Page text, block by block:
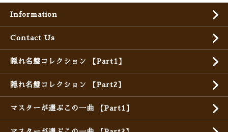
Information
Contact Us
隠れ名盤コレクション 【Part1】
隠れ名盤コレクション 【Part2】
マスターが選ぶこの一曲 【Part1】